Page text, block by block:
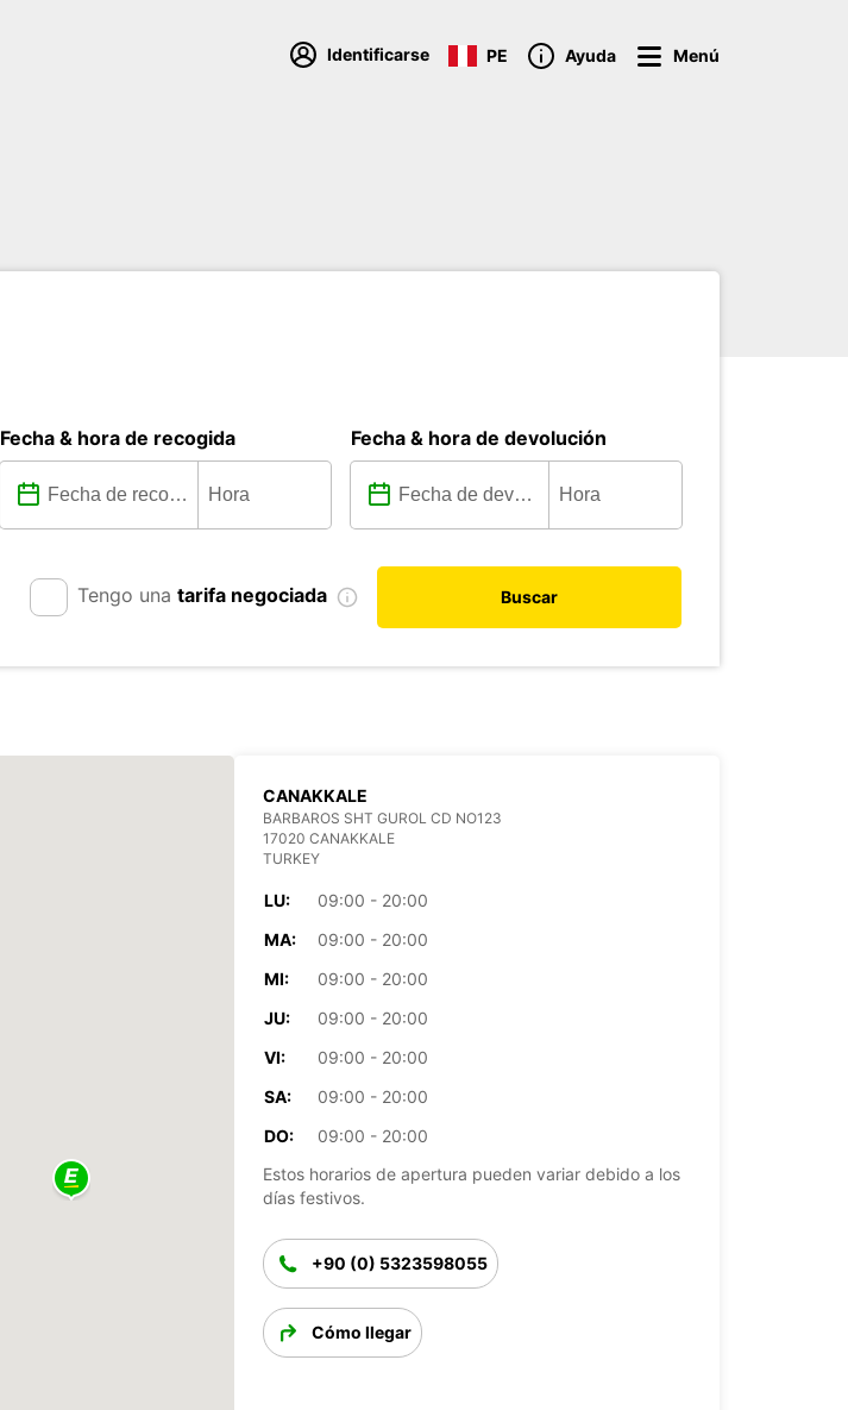
Identificarse PE Ayuda Menú
Fecha & hora de recogida Fecha & hora de devolución
Tengo una tarifa negociada Buscar
CANAKKALE
BARBAROS SHT GUROL CD NO123
17020 CANAKKALE
TURKEY
LU:
09:00 - 20:00
MA:
09:00 - 20:00
MI:
09:00 - 20:00
JU:
09:00 - 20:00
VI:
09:00 - 20:00
SA:
09:00 - 20:00
DO:
09:00 - 20:00
Estos horarios de apertura pueden variar debido a los
días festivos.
+90 (0) 5323598055
Cómo llegar